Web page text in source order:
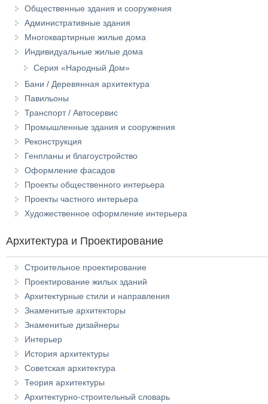
Общественные здания и сооружения
Административные здания
Многоквартирные жилые дома
Индивидуальные жилые дома
Серия «Народный Дом»
Бани / Деревянная архитектура
Павильоны
Транспорт / Автосервис
Промышленные здания и сооружения
Реконструкция
Генпланы и благоустройство
Оформление фасадов
Проекты общественного интерьера
Проекты частного интерьера
Художественное оформление интерьера
Архитектура и Проектирование
Строительное проектирование
Проектирование жилых зданий
Архитектурные стили и направления
Знаменитые архитекторы
Знаменитые дизайнеры
Интерьер
История архитектуры
Советская архитектура
Теория архитектуры
Архитектурно-строительный словарь